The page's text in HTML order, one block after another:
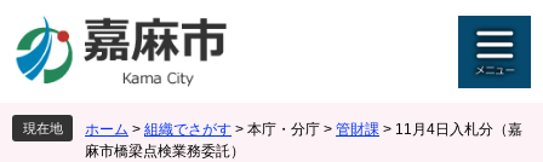
ジ
先
頭
ュ
を
飛
現在地 ホーム > 組織でさがす > 本庁・分庁 > 管財課 > 11月4日入札分（嘉
麻市橋梁点検業務委託）